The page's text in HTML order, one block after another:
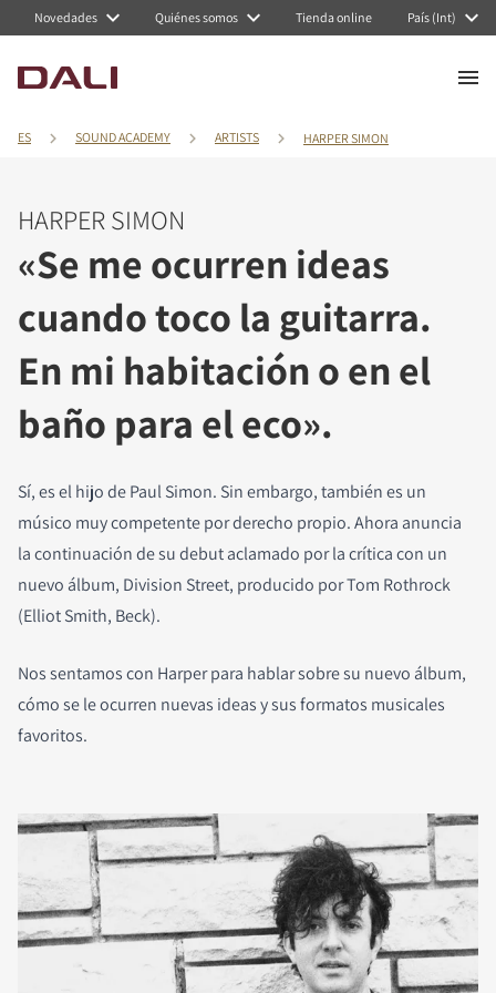
Novedades Quiénes somos Tienda online País (Int)
ES SOUND ACADEMY ARTISTS HARPER SIMON
HARPER SIMON
«Se me ocurren ideas
cuando toco la guitarra.
En mi habitación o en el
baño para el eco».
Sí, es el hijo de Paul Simon. Sin embargo, también es un
músico muy competente por derecho propio. Ahora anuncia
la continuación de su debut aclamado por la crítica con un
nuevo álbum, Division Street, producido por Tom Rothrock
(Elliot Smith, Beck).
Nos sentamos con Harper para hablar sobre su nuevo álbum,
cómo se le ocurren nuevas ideas y sus formatos musicales
favoritos.